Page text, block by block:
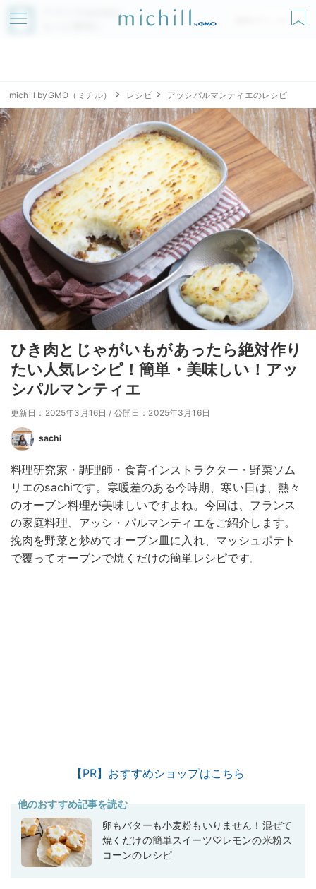
アプリでmichillが
無料ダウンロード
michill byGMO（ミチル） レシピ アッシパルマンティエのレシピ
ひき肉とじゃがいもがあったら絶対作り
たい人気レシピ！簡単・美味しい！アッ
シパルマンティエ
更新日：2025年3月16日 / 公開日：2025年3月16日
sachi
料理研究家・調理師・食育インストラクター・野菜ソム
リエのsachiです。寒暖差のある今時期、寒い日は、熱々
のオーブン料理が美味しいですよね。今回は、フランス
の家庭料理、アッシ・パルマンティエをご紹介します。
挽肉を野菜と炒めてオーブン皿に入れ、マッシュポテト
で覆ってオーブンで焼くだけの簡単レシピです。
【PR】おすすめショップはこちら
他のおすすめ記事を読む
卵もバターも小麦粉もいりません！混ぜて
焼くだけの簡単スイーツ♡レモンの米粉ス
コーンのレシピ